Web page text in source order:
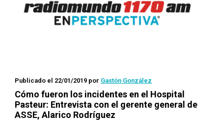
Publicado el 22/01/2019 por Gastón González
Cómo fueron los incidentes en el Hospital
Pasteur: Entrevista con el gerente general de
ASSE, Alarico Rodríguez